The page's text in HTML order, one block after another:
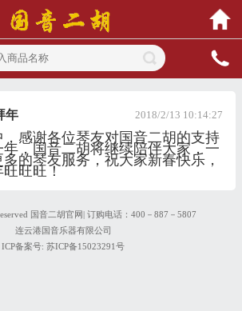
年 2018/2/13 10:14:27
感谢各位琴友对国音二胡的支持
，国音二胡将继续陪伴大家，一
的琴友服务，祝大家新春快乐，
旺旺！
国音二胡官网| 订购电话：400－887－5807
连云港国音乐器有限公司
ICP备案号: 苏ICP备15023291号